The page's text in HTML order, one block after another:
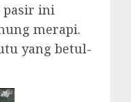
pasir ini
merapi.
yang betul-